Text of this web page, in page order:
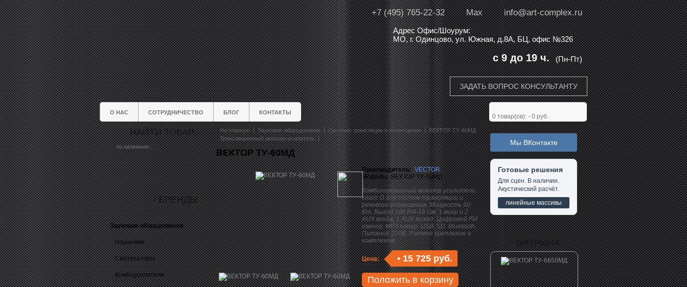
info@art-complex.ru
Max
+7 (495) 765-22-32
Адрес Офис/Шоурум:
МО, г. Одинцово, ул. Южная, д.8А, БЦ, офис №326
(Пн-Пт)
с 9 до 19 ч.
ЗАДАТЬ ВОПРОС КОНСУЛЬТАНТУ
О НАС СОТРУДНИЧЕСТВО БЛОГ КОНТАКТЫ
0 товар(ов): - 0 руб.
НАЙТИ ТОВАР:
Звуковое оборудование
Наушники
Синтезаторы
Комбоусилители
/ БРЕНДЫ
На главную Звуковое оборудование
Система трансляции и оповещения
Трансляционный микшер-усилитель
ВЕКТОР ТУ-60МД
ВЕКТОР ТУ-60МД
Производитель: VECTOR
Модель:ВЕКТОР ТУ-60МД
Комбинированный микшер-усилитель
класс D для систем трансляции и
речевого оповещения. Мощность 60
Вт. Выход 100 В\4-16 Ом, 1 микр и 2
AUX входа, 1 AUX выход. Цифровой FM
тюнер, MP3 плеер, USB, SD, Bluetooth.
Питание 220В. Рэковое крепление в
комплекте.
Цена: • 15 725 руб.
Положить в корзину
Мы ВКонтакте
Готовые решения
Для сцен. В наличии.
Акустический расчёт.
линейные массивы
ВИТРИНА: